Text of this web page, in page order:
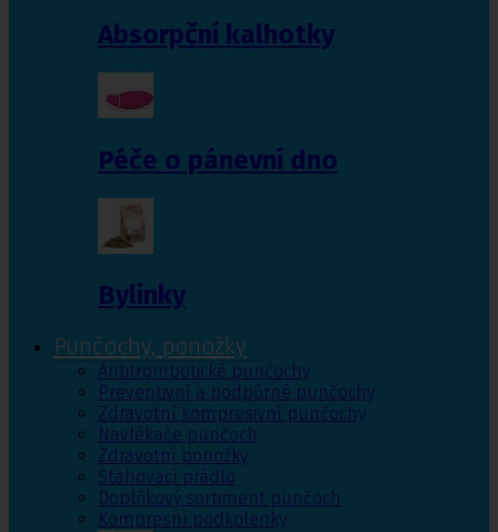
Absorpční kalhotky
Péče o pánevní dno
Bylinky
Punčochy, ponožky
Antitrombotické punčochy
Preventivní a podpůrné punčochy
Zdravotní kompresivní punčochy
Navlékače punčoch
Zdravotní ponožky
Stahovací prádlo
Doplňkový sortiment punčoch
Kompresní podkolenky